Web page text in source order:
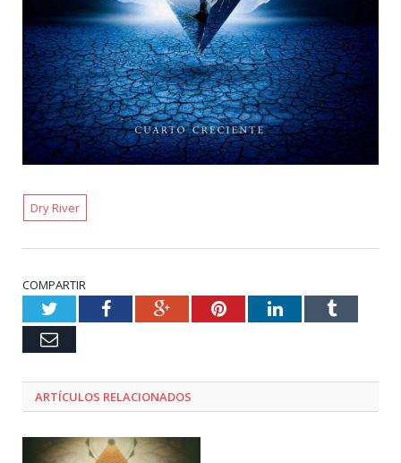
Dry River
COMPARTIR
TwitterFacebookGoogle+PinterestLinkedInTumblr
Email
ARTÍCULOS RELACIONADOS